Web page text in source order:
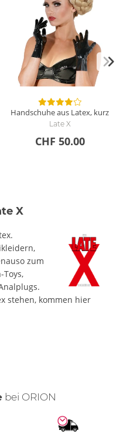
Handschuhe aus Latex, kurz
Late X
CHF 50.00
X
zum
Toys,
stehen, kommen hier
bei ORION